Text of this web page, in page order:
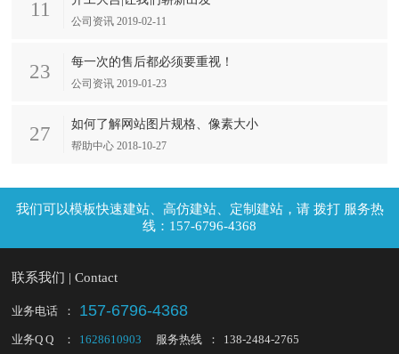
11
公司资讯 2019-02-11
23 每一次的售后都必须要重视！
公司资讯 2019-01-23
27 如何了解网站图片规格、像素大小
帮助中心 2018-10-27
拨打 服务热
线：157-6796-4368
联系我们 | Contact
业务电话 ： 157-6796-4368
业务Q Q ： 1628610903 服务热线 ： 138-2484-2765